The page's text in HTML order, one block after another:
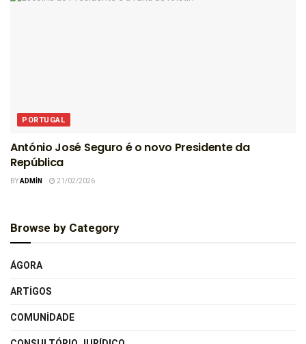
PORTUGAL
António José Seguro é o novo Presidente da
República
BYADMIN 21/02/2026
Browse by Category
ÁGORA
ARTIGOS
COMUNIDADE